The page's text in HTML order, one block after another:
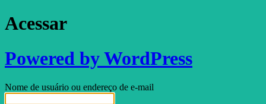
Acessar
Powered by WordPress
Nome de usuário ou endereço de e-mail